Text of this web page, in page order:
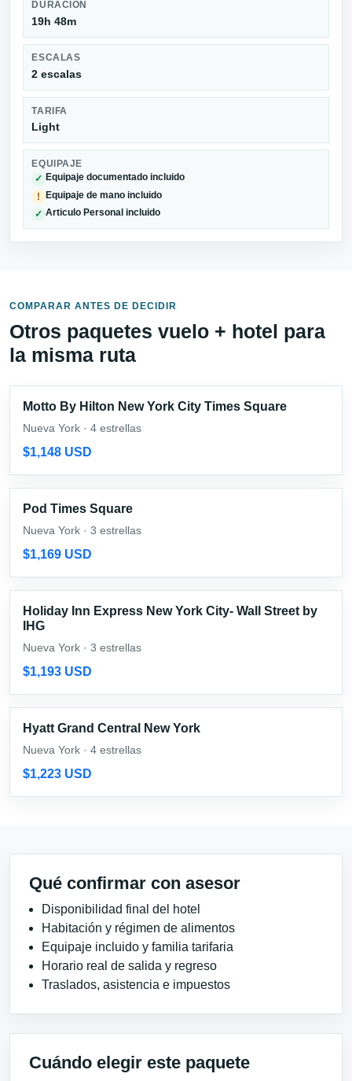
DURACIÓN
19h 48m
ESCALAS
2 escalas
TARIFA
Light
EQUIPAJE
✓ Equipaje documentado incluido
! Equipaje de mano incluido
✓ Articulo Personal incluido
COMPARAR ANTES DE DECIDIR
Otros paquetes vuelo + hotel para
la misma ruta
Motto By Hilton New York City Times Square
Nueva York · 4 estrellas
$1,148 USD
Pod Times Square
Nueva York · 3 estrellas
$1,169 USD
Holiday Inn Express New York City- Wall Street by
IHG
Nueva York · 3 estrellas
$1,193 USD
Hyatt Grand Central New York
Nueva York · 4 estrellas
$1,223 USD
Qué confirmar con asesor
Disponibilidad final del hotel
Habitación y régimen de alimentos
Equipaje incluido y familia tarifaria
Horario real de salida y regreso
Traslados, asistencia e impuestos
Cuándo elegir este paquete